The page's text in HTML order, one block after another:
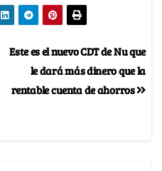
Este es el nuevo CDT de Nu que
le dará más dinero que la
rentable cuenta de ahorros